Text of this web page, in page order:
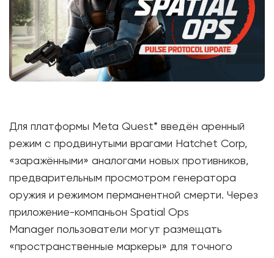
Для платформы Meta Quest* введён аренный
режим с продвинутыми врагами Hatchet Corp,
«заражёнными» аналогами новых противников,
предварительным просмотром генератора
оружия и режимом перманентной смерти. Через
приложение-компаньон Spatial Ops
Manager пользователи могут размещать
«пространственные маркеры» для точного